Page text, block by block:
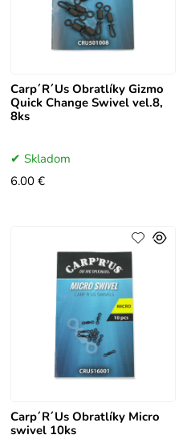
Carp´R´Us Obratlíky Gizmo
Quick Change Swivel vel.8,
8ks
Skladom
6.00 €
Carp´R´Us Obratlíky Micro
swivel 10ks